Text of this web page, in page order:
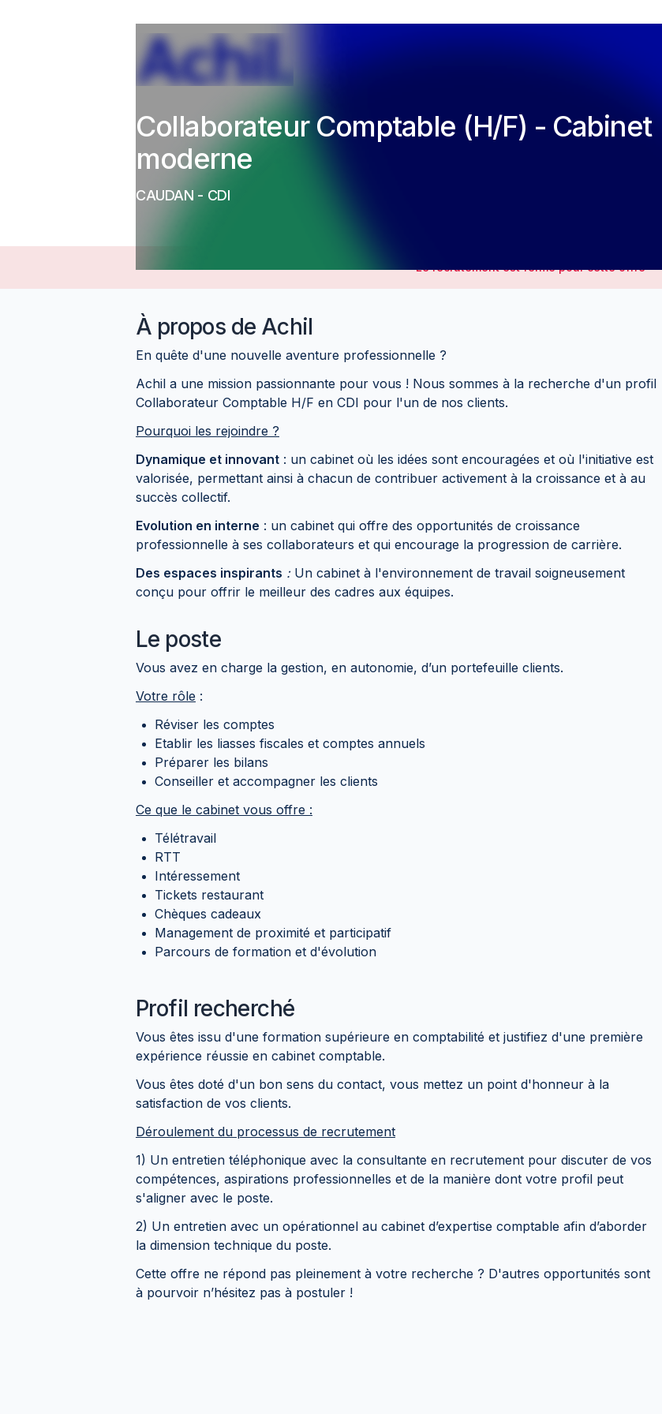
Collaborateur Comptable (H/F) - Cabinet
moderne
CAUDAN - CDI
Le recrutement est fermé pour cette offre
À propos de Achil
En quête d'une nouvelle aventure professionnelle ?
Achil a une mission passionnante pour vous ! Nous sommes à la recherche d'un profil
Collaborateur Comptable H/F en CDI pour l'un de nos clients.
Pourquoi les rejoindre ?
Dynamique et innovant : un cabinet où les idées sont encouragées et où l'initiative est
valorisée, permettant ainsi à chacun de contribuer activement à la croissance et à au
succès collectif.
Evolution en interne : un cabinet qui offre des opportunités de croissance
professionnelle à ses collaborateurs et qui encourage la progression de carrière.
Des espaces inspirants :Un cabinet à l'environnement de travail soigneusement
conçu pour offrir le meilleur des cadres aux équipes.
Le poste
Vous avez en charge la gestion, en autonomie, d’un portefeuille clients.
Votre rôle :
Réviser les comptes
Etablir les liasses fiscales et comptes annuels
Préparer les bilans
Conseiller et accompagner les clients
Ce que le cabinet vous offre :
Télétravail
RTT
Intéressement
Tickets restaurant
Chèques cadeaux
Management de proximité et participatif
Parcours de formation et d'évolution
Profil recherché
Vous êtes issu d'une formation supérieure en comptabilité et justifiez d'une première
expérience réussie en cabinet comptable.
Vous êtes doté d'un bon sens du contact, vous mettez un point d'honneur à la
satisfaction de vos clients.
Déroulement du processus de recrutement
1) Un entretien téléphonique avec la consultante en recrutement pour discuter de vos
compétences, aspirations professionnelles et de la manière dont votre profil peut
s'aligner avec le poste.
2) Un entretien avec un opérationnel au cabinet d’expertise comptable afin d’aborder
la dimension technique du poste.
Cette offre ne répond pas pleinement à votre recherche ? D'autres opportunités sont
à pourvoir n’hésitez pas à postuler !